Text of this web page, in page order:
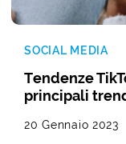
SOCIAL MEDIA
Tendenze
principali
20 Gennaio 2023